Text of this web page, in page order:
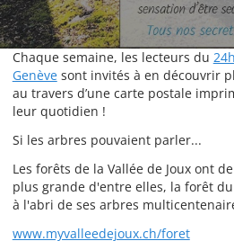
Chaque semaine, les lecteurs du
Genèvesont invités à en découvrir
au travers d’une carte postale
leur quotidien !
Si les arbres pouvaient parler...
Les forêts de la Vallée de Joux ont
plus grande d'entre elles, la forêt
à l'abri de ses arbres
www.myvalleedejoux.ch/foret